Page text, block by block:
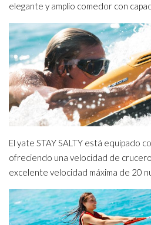
elegante y amplio comedor con
El yate STAY SALTY está equipado
ofreciendo una velocidad de
excelente velocidad máxima de 20